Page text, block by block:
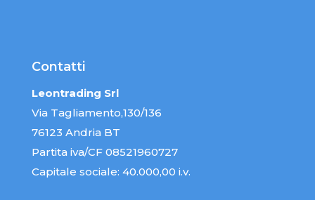
Contatti
Leontrading Srl
Via Tagliamento,130/136
76123 Andria BT
Partita iva/CF 08521960727
Capitale sociale: 40.000,00 i.v.